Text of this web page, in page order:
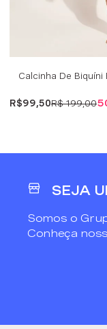
R$99,50R$ 199,00
SEJA
Somos o
Conheça